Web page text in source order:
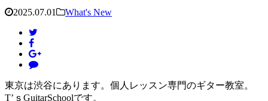
2025.07.01 What's New
東京は渋谷にあります。個人レッスン専門のギター教室。
T’ｓGuitarSchoolです。